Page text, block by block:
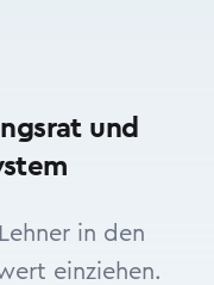
und
in den
einziehen.